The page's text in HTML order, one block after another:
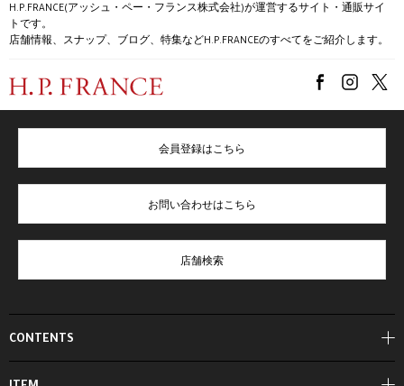
H.P.FRANCE(アッシュ・ペー・フランス株式会社)が運営するサイト・通販サイ
トです。
店舗情報、スナップ、ブログ、特集などH.P.FRANCEのすべてをご紹介します。
CONTENTS
会員登録はこちら
お問い合わせはこちら
店舗検索